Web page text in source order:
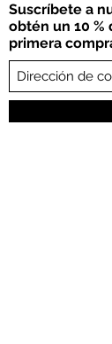
Suscríbete a
obtén un 10
primera